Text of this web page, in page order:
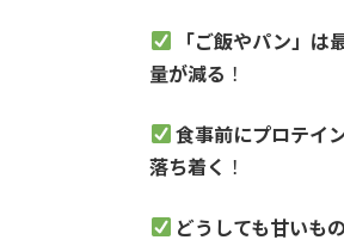
「ご飯やパン」は
量が減る ！
食事前にプロテイ
落ち着く ！
どうしても甘いも